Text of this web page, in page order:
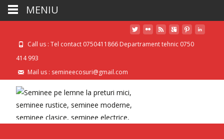
Call us : Tel contact 0750411866 Departrament tehnic 0750
414 993
Mail us : semineecosuri@gmail.com
MENIU